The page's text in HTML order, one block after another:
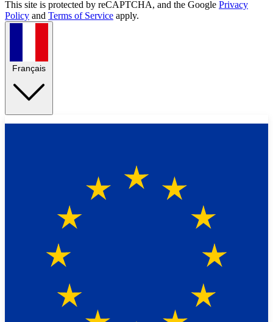
This site is protected by reCAPTCHA, and the Google Privacy
Policy and Terms of Service apply.
Français